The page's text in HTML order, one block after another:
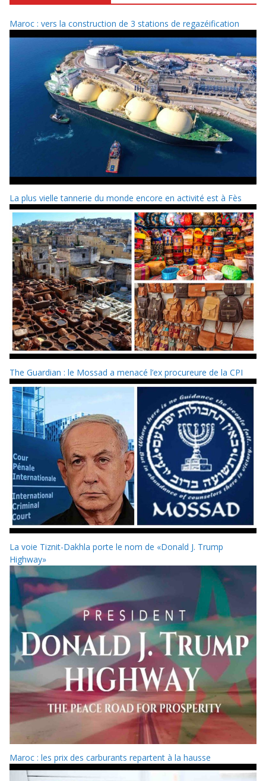
Maroc : vers la construction de 3 stations de regazéification
La plus vielle tannerie du monde encore en activité est à Fès
The Guardian : le Mossad a menacé l’ex procureure de la CPI
La voie Tiznit-Dakhla porte le nom de «Donald J. Trump
Highway»
Maroc : les prix des carburants repartent à la hausse